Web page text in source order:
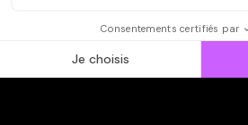
Qui sommes-nous ?